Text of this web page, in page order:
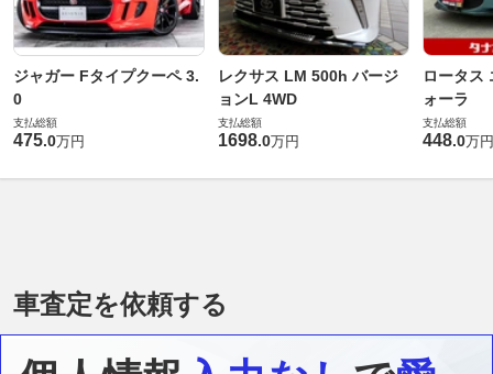
ジャガー Fタイプクーペ 3.
0
支払総額
475.0万円
レクサス LM 500h バージ
ョンL 4WD
支払総額
1698.0万円
ロータス
ォーラ
支払総額
448.0万円
車査定を依頼する